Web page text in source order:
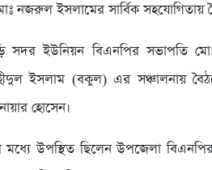
নজরুল ইসলামের সার্বিক সহযোগিতায়
সদর ইউনিয়ন বিএনপির সভাপতি
ইসলাম (বকুল) এর সঞ্চালনায়
হোসেন।
মধ্যে উপস্থিত ছিলেন উপজেলা